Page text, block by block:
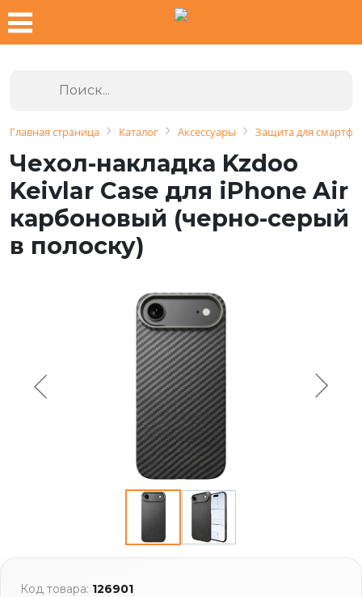
Главная страница Каталог Аксессуары Защита для
Чехол-накладка Kzdoo
Keivlar Case для iPhone Air
карбоновый (черно-серый
в полоску)
Код товара: 126901